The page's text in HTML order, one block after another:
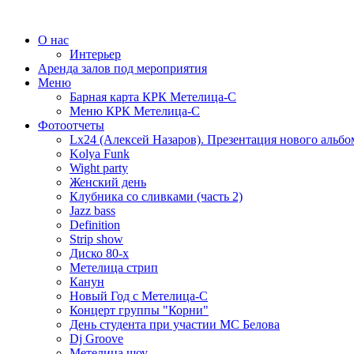
О нас
Интерьер
Аренда залов под мероприятия
Меню
Барная карта КРК Метелица-С
Меню КРК Метелица-С
Фотоотчеты
Lx24 (Алексей Назаров). Презентация нового
Kolya Funk
Wight party
Женский день
Клубника со сливками (часть 2)
Jazz bass
Definition
Strip show
Диско 80-х
Метелица стрип
Канун
Новый Год с Метелица-С
Концерт группы "Корни"
День студента при участии МС Белова
Dj Groove